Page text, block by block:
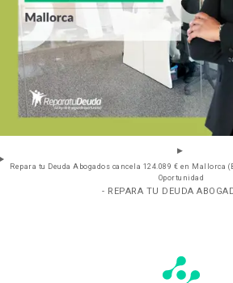
Repara tu Deuda Abogados cancela 124.089 € en Mallorca
Oportunidad
- REPARA TU DEUDA